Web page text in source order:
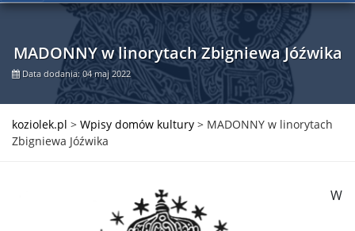
MADONNY w linorytach Zbigniewa Jóźwika
Data dodania: 04 maj 2022
koziolek.pl > Wpisy domów kultury > MADONNY w linorytach
Zbigniewa Jóźwika
W